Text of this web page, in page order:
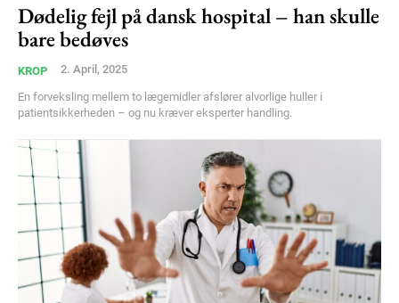
Dødelig fejl på dansk hospital – han skulle
bare bedøves
KROP 2. April, 2025
En forveksling mellem to lægemidler afslører alvorlige huller i
patientsikkerheden – og nu kræver eksperter handling.